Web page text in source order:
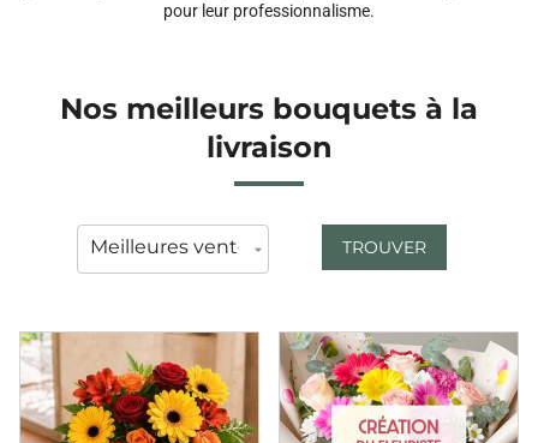
pour leur professionnalisme.
Nos meilleurs bouquets à la
livraison
TROUVER